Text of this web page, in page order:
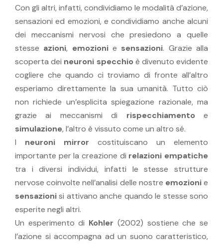
Con gli altri, infatti, condividiamo le modalità d’azione,
sensazioni ed emozioni, e condividiamo anche alcuni
dei meccanismi nervosi che presiedono a quelle
stesse azioni, emozionie sensazioni. Grazie alla
scoperta dei neuroni specchio è divenuto evidente
cogliere che quando ci troviamo di fronte all’altro
esperiamo direttamente la sua umanità. Tutto ciò
non richiede un’esplicita spiegazione razionale, ma
grazie ai meccanismi di rispecchiamento e
simulazione, l’altro è vissuto come un altro sé.
I neuroni mirror costituiscano un elemento
importante per la creazione di relazioni empatiche
tra i diversi individui, infatti le stesse strutture
nervose coinvolte nell’analisi delle nostre emozionie
sensazionisi attivano anche quando le stesse sono
esperite negli altri.
Un esperimento di Kohler (2002) sostiene che se
l’azione si accompagna ad un suono caratteristico,